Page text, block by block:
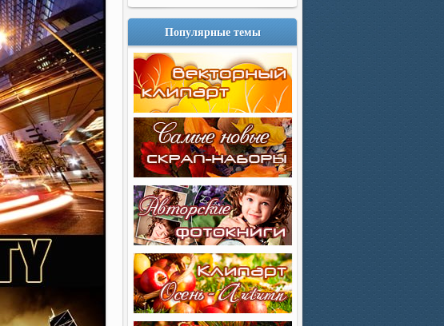
Популярные темы